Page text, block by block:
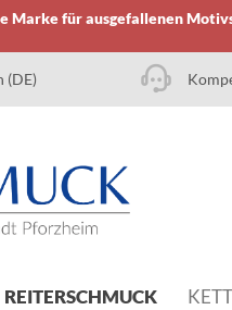
für ausgefallenen
(DE)
REITERSCHMUCK